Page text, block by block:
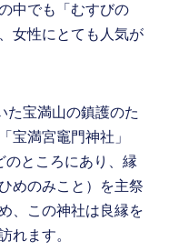
中でも「むすびの
女性にとても人気が
た宝満山の鎮護のた
宝満宮竈門神社」
のところにあり、縁
めのみこと）を主祭
、この神社は良縁を
れます。